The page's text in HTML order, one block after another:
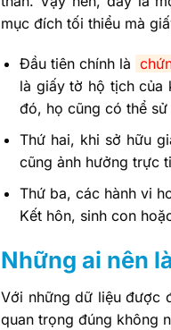
mục đích tối thiểu mà
Đầu tiên chính là
là giấy tờ hộ tịch của
đó, họ cũng có thể
Thứ hai, khi sở hữu
cũng ảnh hưởng trực
Thứ ba, các hành vi
Kết hôn, sinh con
Những ai nên
Với những dữ liệu được
quan trọng đúng không